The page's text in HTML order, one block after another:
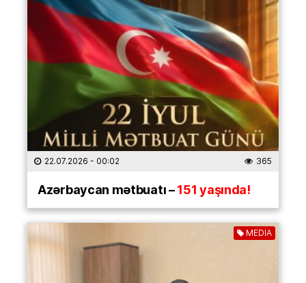
22.07.2026 - 00:02 365
Azərbaycan mətbuatı –151 yaşında!
MEDİA